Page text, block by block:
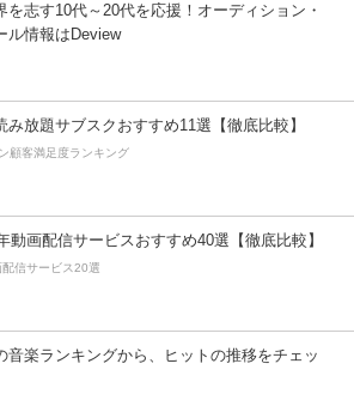
を志す10代～20代を応援！オーディション・
ル情報はDeview
み放題サブスクおすすめ11選【徹底比較】
顧客満足度ランキング
動画配信サービスおすすめ40選【徹底比較】
信サービス20選
音楽ランキングから、ヒットの推移をチェッ